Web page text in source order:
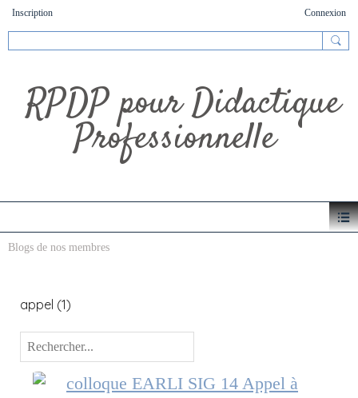
Inscription Connexion
RPDP pour Didactique
Professionnelle
Blogs de nos membres
appel (1)
colloque EARLI SIG 14 Appel à